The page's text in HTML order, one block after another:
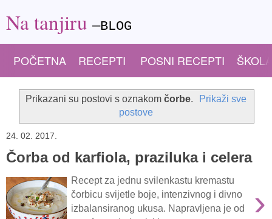
Na tanjiru—BLOG
POČETNA RECEPTI POSNI RECEPTI
Prikazani su postovi s oznakom čorbe.
Prikaži sve
postove
24. 02. 2017.
Čorba od karfiola, praziluka i celera
›
Recept za jednu svilenkastu kremastu
čorbicu svijetle boje, intenzivnog i divno
izbalansiranog ukusa. Napravljena je od